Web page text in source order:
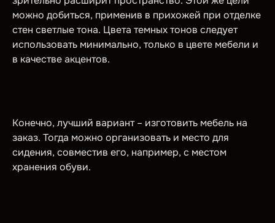
можно добиться, применив в прихожей при отделке
стен светлые тона. Цвета темных тонов следует
использовать минимально, только в цвете мебели и
в качестве акцентов.
Конечно, лучший вариант – изготовить мебель на
заказ. Тогда можно организовать и место для
сидения, совместив его, например, с местом
хранения обуви.